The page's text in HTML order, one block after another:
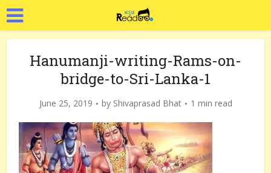
Hanumanji-writing-Rams-on-
bridge-to-Sri-Lanka-1
June 25, 2019 by Shivaprasad Bhat 1 min read